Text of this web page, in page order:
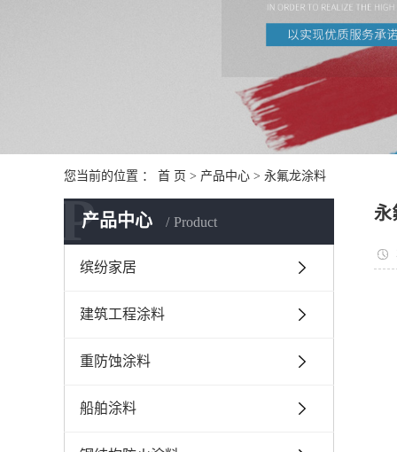
您当前的位置 ： 首 页 > 产品中心 > 永氟龙涂料
产品中心 Product
P
缤纷家居
建筑工程涂料
重防蚀涂料
船舶涂料
永